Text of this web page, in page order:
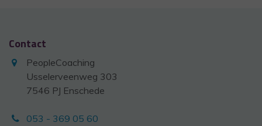
Contact
PeopleCoaching
Usselerveenweg 303
7546 PJ Enschede
053 - 369 05 60